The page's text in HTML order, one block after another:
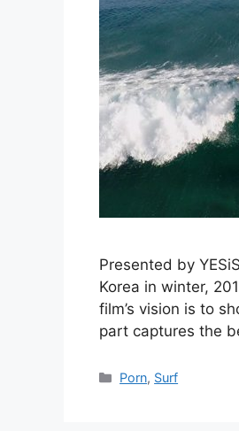
Presented by
Korea in winter,
film’s vision is to
part captures the
Catégories
Porn, Surf